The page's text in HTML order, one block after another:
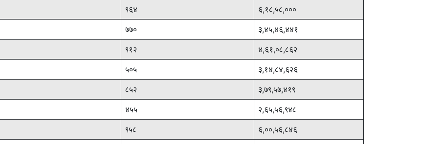
९६४ ६,१८,५८,०००
७७० ३,४५,४६,४४१
९१२ ४,६१,०८,८६२
५०५ ३,१४,८४,६२६
८५२ ३,७९,५७,४१९
४५५ २,६५,५६,९४८
९५८ ६,००,५६,८४६